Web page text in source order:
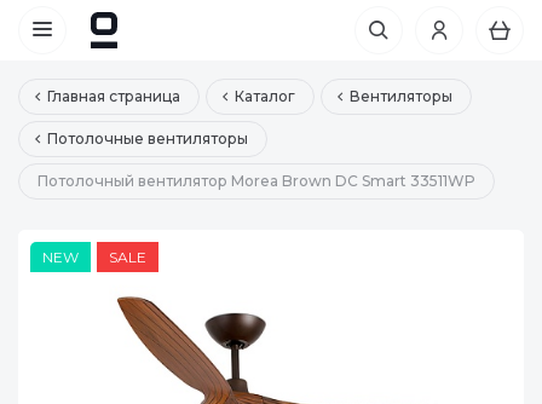
Главная страница Каталог Вентиляторы
Потолочные вентиляторы
Потолочный вентилятор Morea Brown DC Smart 33511WP
NEW SALE